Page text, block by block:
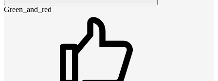
Green_and_red